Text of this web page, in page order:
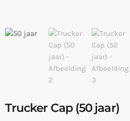
Trucker Cap (50 jaar)